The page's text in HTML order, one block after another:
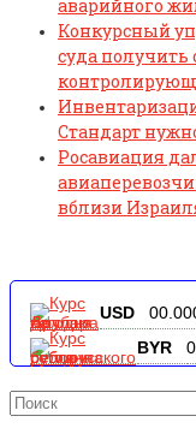
аварийного
Конкурсный
суда получить
Стандарт
Росавиация
вблизи
USD
BYR